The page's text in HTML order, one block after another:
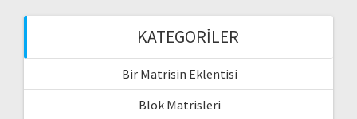
KATEGORILER
Bir Matrisin Eklentisi
Blok Matrisleri